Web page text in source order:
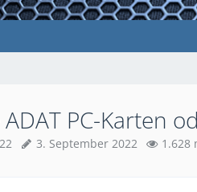
PC-Karten
3. September 2022 1.628